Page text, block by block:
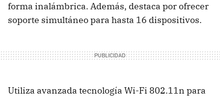
forma inalámbrica. Además, destaca por ofrecer
soporte simultáneo para hasta 16 dispositivos.
Utiliza avanzada tecnología Wi-Fi 802.11n para